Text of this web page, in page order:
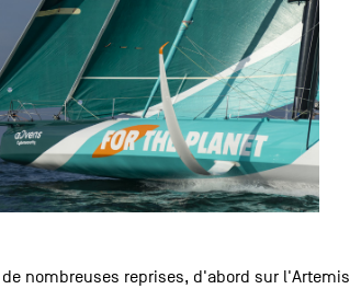
nombreuses reprises, d'abord sur l'Artemis